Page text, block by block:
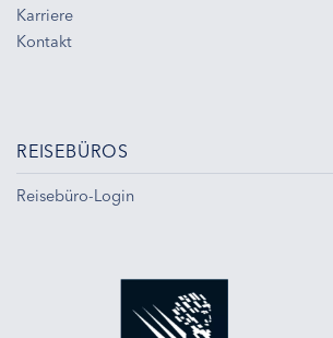
Karriere
Kontakt
REISEBÜROS
Reisebüro-Login